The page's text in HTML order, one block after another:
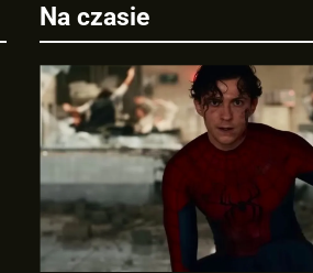
Na czasie